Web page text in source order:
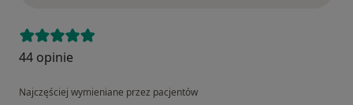
44 opinie
Najczęściej wymieniane przez pacjentów